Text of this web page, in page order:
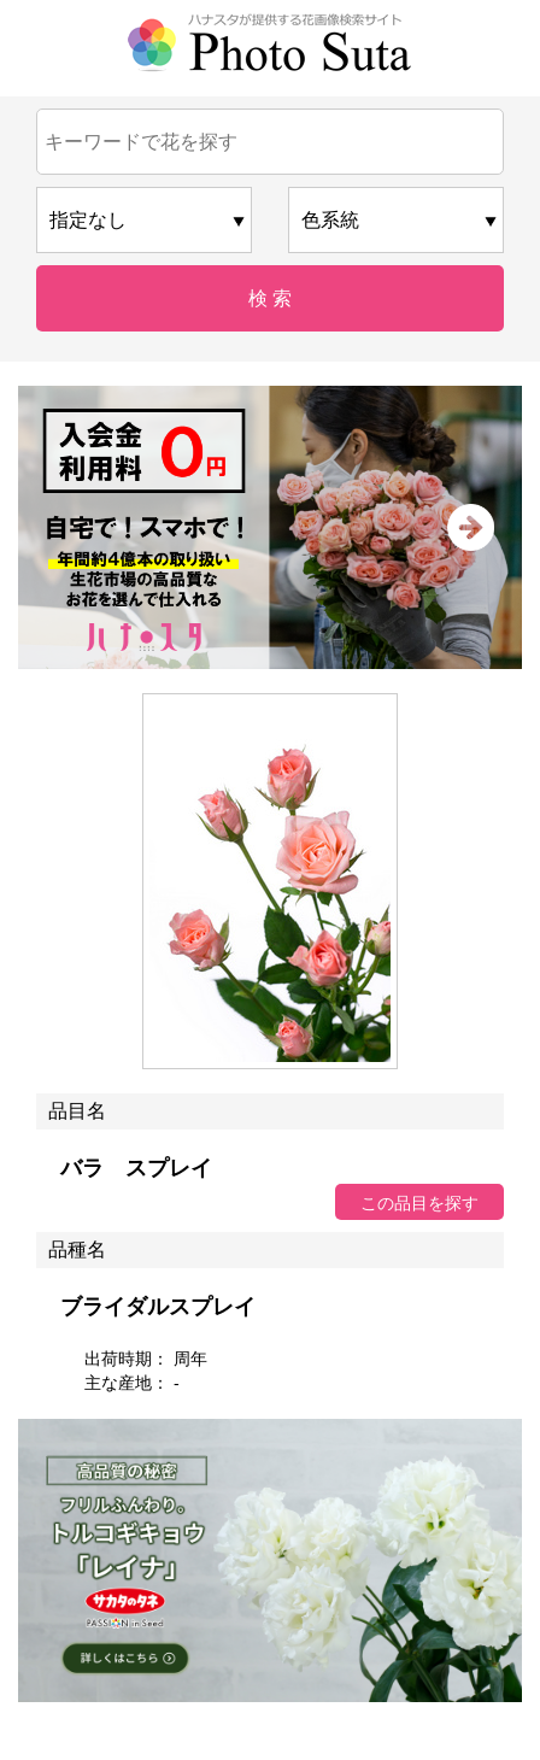
品目名
バラ スプレイ
品種名
ブライダルスプレイ
出荷時期： 周年
主な産地： -